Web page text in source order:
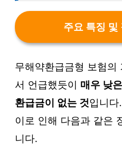
주요 특징 및
무해약환급금형 보험의
서 언급했듯이 매우 낮
환급금이 없는 것입니다.
이로 인해 다음과 같은
니다.